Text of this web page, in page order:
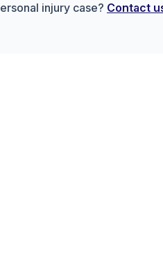
injury case? Contact